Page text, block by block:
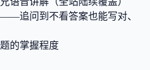
追问到不看答案也能写对、
的掌握程度